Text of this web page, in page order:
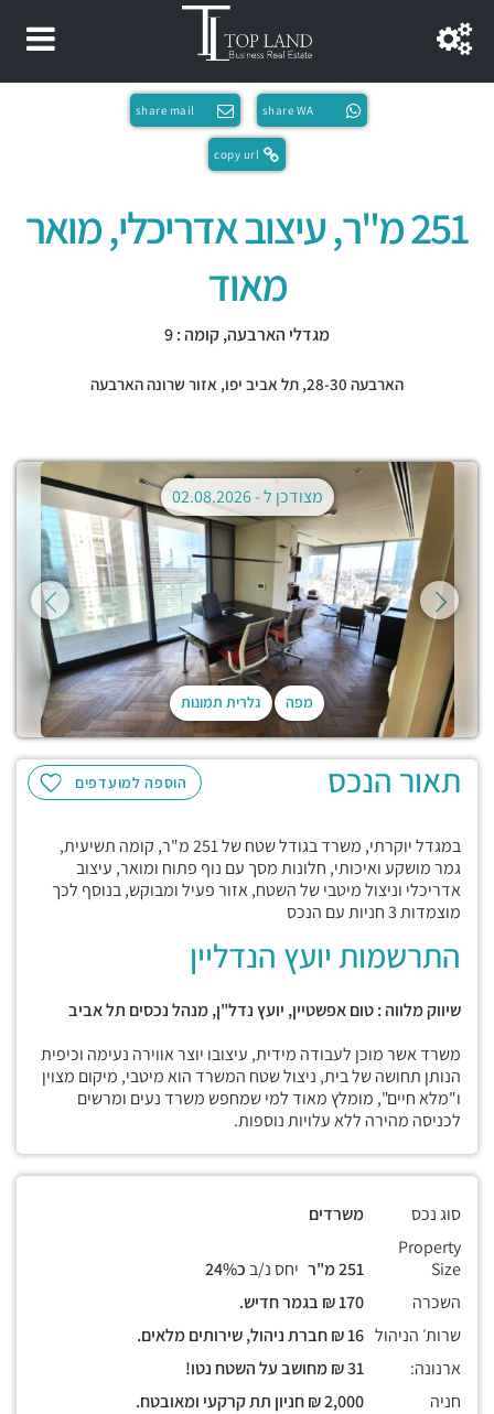
share WA
share mail
copy url
251 מ"ר, עיצוב אדריכלי, מואר
מאוד
מגדלי הארבעה, קומה : 9
הארבעה 28-30, תל אביב יפו, אזור שרונה הארבעה
מפה גלרית תמונות
מצודכן ל -02.08.2026
הוספה למועדפים תאור הנכס
במגדל יוקרתי, משרד בגודל שטח של 251 מ"ר, קומה תשיעית,
גמר מושקע ואיכותי, חלונות מסך עם נוף פתוח ומואר, עיצוב
אדריכלי וניצול מיטבי של השטח, אזור פעיל ומבוקש, בנוסף לכך
מוצמדות 3 חניות עם הנכס
התרשמות יועץ הנדליין
שיווק מלווה : טום אפשטיין, יועץ נדל"ן, מנהל נכסים תל אביב
משרד אשר מוכן לעבודה מידית, עיצובו יוצר אווירה נעימה וכיפית
הנותן תחושה של בית, ניצול שטח המשרד הוא מיטבי, מיקום מצוין
ו"מלא חיים", מומלץ מאוד למי שמחפש משרד נעים ומרשים
לכניסה מהירה ללא עלויות נוספות.
סוג נכס
משרדים
Property
Size
יחס נ/בכ24%
השכרה
שרות׳ הניהול
ארנונה:
חניה